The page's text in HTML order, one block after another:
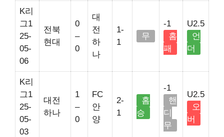
K리
그1
25-
05-
06
전북
현대
0
–
0
대
전
하
나
1-
1
무
-1
홈
패
U2.5
언
더
K리
그1
25-
05-
03
대전
하나
1
–
0
FC
안
양
2-
1
홈
승
-1
핸
디
무
U2.5
오
버